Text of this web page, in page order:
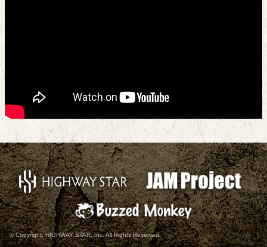
© Copyright, HIGHWAY STAR, Inc. All Rights Reserved.